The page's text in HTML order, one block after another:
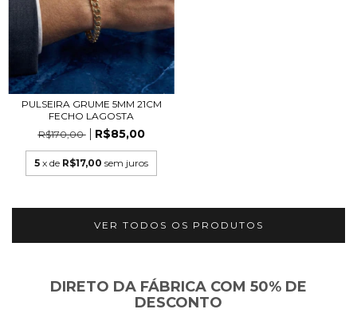
PULSEIRA GRUME 5MM 21CM
FECHO LAGOSTA
R$170,00
R$85,00
5 x de R$17,00 sem juros
VER TODOS OS PRODUTOS
DIRETO DA FÁBRICA COM 50% DE
DESCONTO